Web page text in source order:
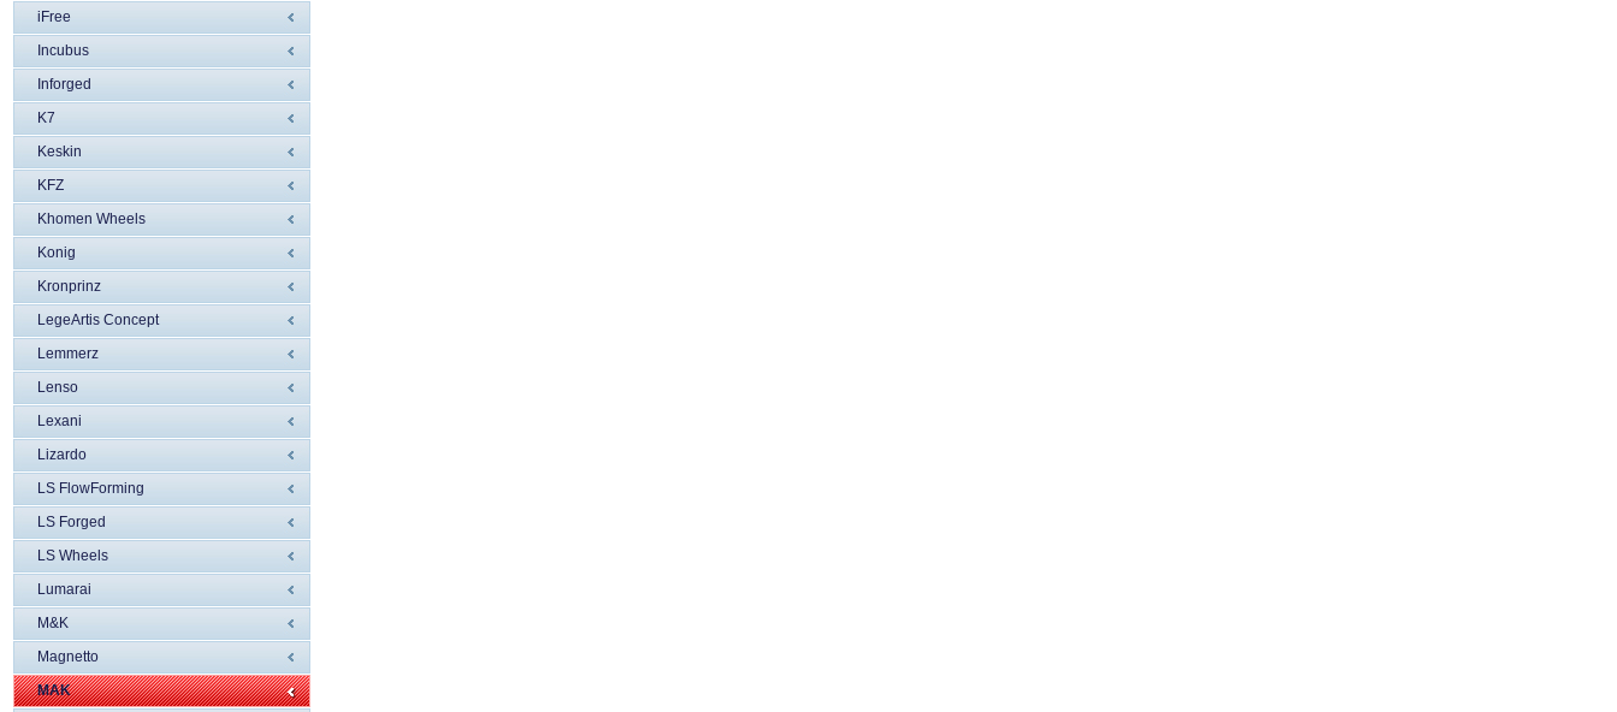
iFree
Incubus
Inforged
K7
Keskin
KFZ
Khomen Wheels
Konig
Kronprinz
LegeArtis Concept
Lemmerz
Lenso
Lexani
Lizardo
LS FlowForming
LS Forged
LS Wheels
Lumarai
M&K
Magnetto
MAK